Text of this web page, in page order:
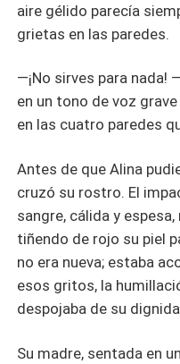
aire gélido parecía
grietas en las paredes.
—¡No sirves para
en un tono de voz
en las cuatro paredes
Antes de que Alina
cruzó su rostro. El
sangre, cálida y
tiñendo de rojo su piel
no era nueva; estaba
esos gritos, la
despojaba de su
Su madre, sentada en